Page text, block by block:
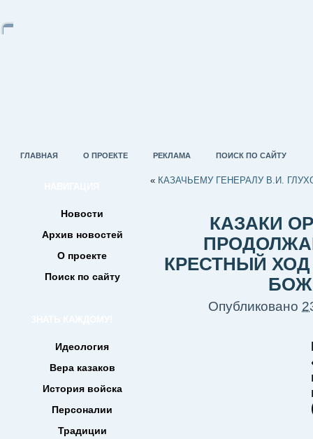
ГЛАВНАЯ О ПРОЕКТЕ РЕКЛАМА ПОИСК ПО САЙТУ
Новости
Архив новостей
О проекте
Поиск по сайту
Идеология
Вера казаков
История войска
Персоналии
Традиции
« КАЗАЧЬЕМУ ГЕНЕРАЛУ В.И.
КАЗАКИ
КРЕСТНЫЙ
Опубликовано